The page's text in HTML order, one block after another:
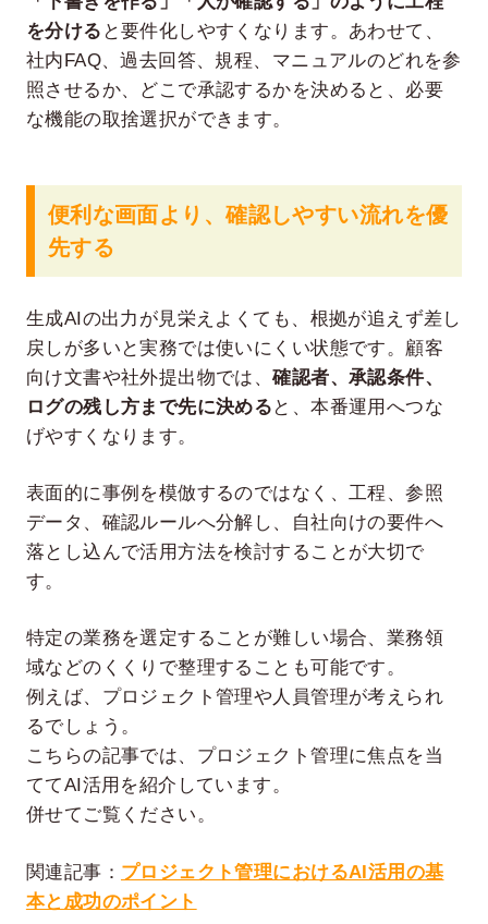
を分ける と要件化しやすくなります。あわせて、
社内FAQ、過去回答、規程、マニュアルのどれを参
照させるか、どこで承認するかを決めると、必要
な機能の取捨選択ができます。
便利な画面より、確認しやすい流れを優
先する
生成AIの出力が見栄えよくても、根拠が追えず差し
戻しが多いと実務では使いにくい状態です。顧客
向け文書や社外提出物では、確認者、承認条件、
ログの残し方まで先に決める と、本番運用へつな
げやすくなります。
表面的に事例を模倣するのではなく、工程、参照
データ、確認ルールへ分解し、自社向けの要件へ
落とし込んで活用方法を検討することが大切で
す。
特定の業務を選定することが難しい場合、業務領
域などのくくりで整理することも可能です。
例えば、プロジェクト管理や人員管理が考えられ
るでしょう。
こちらの記事では、プロジェクト管理に焦点を当
ててAI活用を紹介しています。
併せてご覧ください。
関連記事： プロジェクト管理におけるAI活用の基
本と成功のポイント